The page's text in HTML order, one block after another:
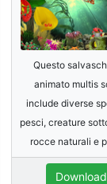
Questo
animato multis
include diverse
pesci, creature
rocce naturali e
Download